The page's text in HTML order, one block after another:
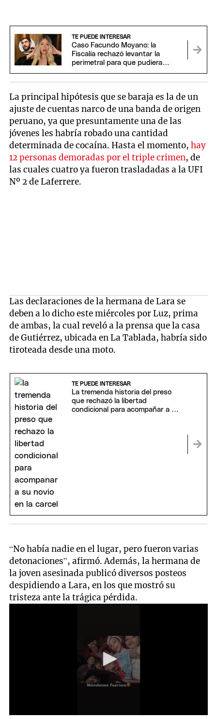
TE PUEDE INTERESAR
Caso Facundo Moyano: la
Fiscalía rechazó levantar la
perimetral para que pudiera
La principal hipótesis que se baraja es la de un
ajuste de cuentas narco de una banda de origen
peruano, ya que presuntamente una de las
jóvenes les habría robado una cantidad
determinada de cocaína. Hasta el momento,hay
12 personas demoradas por el triple crimen, de
las cuales cuatro ya fueron trasladadas a la UFI
Nº 2 de Laferrere.
Las declaraciones de la hermana de Lara se
deben a lo dicho este miércoles por Luz, prima
de ambas, la cual reveló a la prensa que la casa
de Gutiérrez, ubicada en La Tablada, habría sido
tiroteada desde una moto.
TE PUEDE INTERESAR
La tremenda historia del preso
que rechazó la libertad
condicional para acompañar a su
“No había nadie en el lugar, pero fueron varias
detonaciones”, afirmó. Además, la hermana de
la joven asesinada publicó diversos posteos
despidiendo a Lara, en los que mostró su
tristeza ante la trágica pérdida.